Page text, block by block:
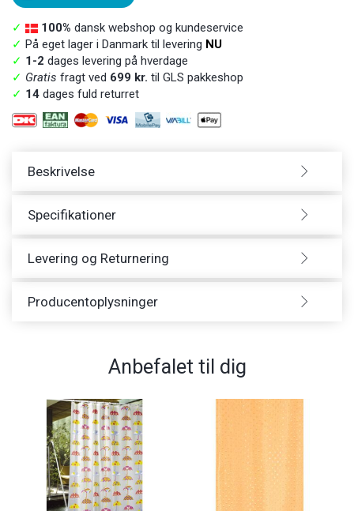
✓ 100% dansk webshop og kundeservice
✓ På eget lager i Danmark til levering NU
✓ 1-2 dages levering på hverdage
✓ Gratis fragt ved 699 kr. til GLS pakkeshop
✓ 14 dages fuld returret
Beskrivelse
Specifikationer
Levering og Returnering
Producentoplysninger
Anbefalet til dig